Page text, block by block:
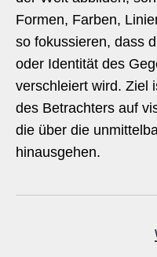
Formen, Farben,
so fokussieren, dass
oder Identität des
verschleiert wird. Ziel
des Betrachters auf
die über die
hinausgehen.